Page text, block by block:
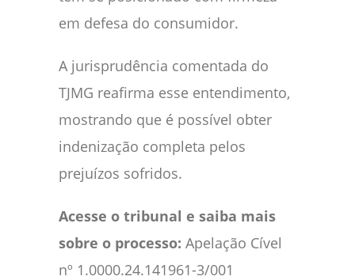
em defesa do consumidor.
A jurisprudência comentada do
TJMG reafirma esse entendimento,
mostrando que é possível obter
indenização completa pelos
prejuízos sofridos.
Acesse o tribunal e saiba mais
sobre o processo: Apelação Cível
nº 1.0000.24.141961-3/001